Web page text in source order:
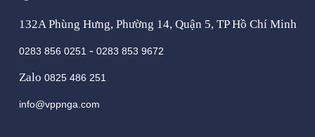
132A Phùng Hưng, Phường 14, Quận 5, TP Hồ Chí Minh
0283 856 0251 - 0283 853 9672
Zalo 0825 486 251
info@vppnga.com